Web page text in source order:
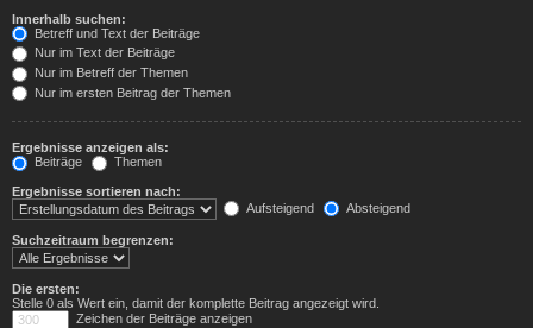
Innerhalb suchen:
Betreff und Text der Beiträge
Nur im Text der Beiträge
Nur im Betreff der Themen
Nur im ersten Beitrag der Themen
Ergebnisse anzeigen als:
Beiträge
Themen
Ergebnisse sortieren nach:
Aufsteigend
Absteigend
Suchzeitraum begrenzen:
Die ersten:
Stelle 0 als Wert ein, damit der komplette Beitrag angezeigt wird.
Zeichen der Beiträge anzeigen